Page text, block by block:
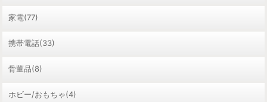
家電(77)
携帯電話(33)
骨董品(8)
ホビー/おもちゃ(4)